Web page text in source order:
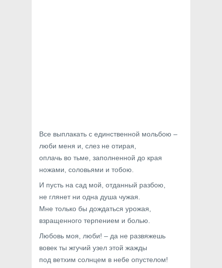
Все выплакать с единственной мольбою –
люби меня и, слез не отирая,
оплачь во тьме, заполненной до края
ножами, соловьями и тобою.
И пусть на сад мой, отданный разбою,
не глянет ни одна душа чужая.
Мне только бы дождаться урожая,
взращенного терпением и болью.
Любовь моя, люби! – да не развяжешь
вовек ты жгучий узел этой жажды
под ветхим солнцем в небе опустелом!